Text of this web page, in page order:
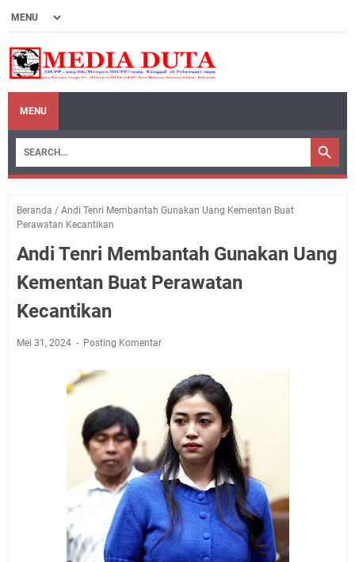
MENU
Beranda / Andi Tenri Membantah Gunakan Uang Kementan Buat
Perawatan Kecantikan
Andi Tenri Membantah Gunakan Uang
Kementan Buat Perawatan
Kecantikan
Mei 31, 2024 Posting Komentar